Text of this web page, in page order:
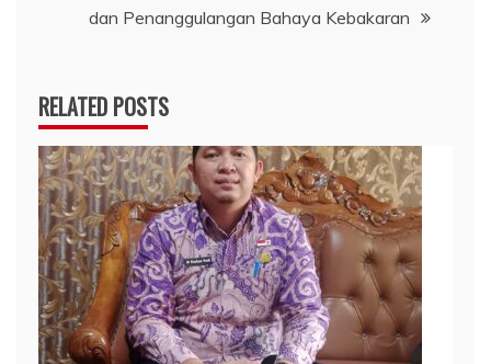
dan Penanggulangan Bahaya Kebakaran
RELATED POSTS